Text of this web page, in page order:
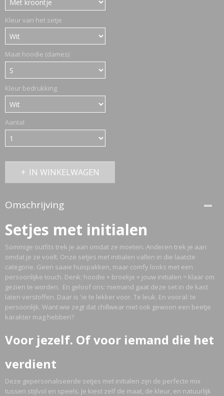
Kleur van het setje
Maat hoodie (dames)
Kleur bedrukking
Aantal
IN WINKELWAGEN
Omschrijving
Setjes met initialen
Sommige outfits trek je aan omdat ze moeten. Anderen trek je aan
omdat je ze voelt. Onze setjes met initialen vallen in die laatste
categorie. Geen saaie huispakken, maar comfy looks met een
persoonlijke touch. Denk: hoodie + broekje + jouw initialen = klaar om
gezien te worden. En geloof ons: niemand gaat deze set in de kast
laten verstoffen. Daar is 'ie te lekker voor. Te leuk. En vooral: te
persoonlijk. Want wie zegt dat chillwear niet ook gewoon een beetje
karakter mag hebben?
Voor jezelf. Of voor iemand die het
verdient
Deze gepersonaliseerde setjes met initialen zijn de perfecte mix
tussen stijlvol en speels. Je kiest zelf de maat, de kleur, en natuurlijk